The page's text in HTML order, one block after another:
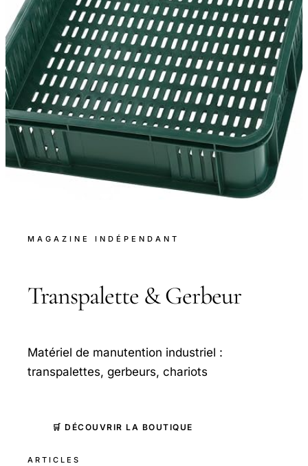
MAGAZINE INDÉPENDANT
Transpalette & Gerbeur
Matériel de manutention industriel :
transpalettes, gerbeurs, chariots
🛒 DÉCOUVRIR LA BOUTIQUE
ARTICLES